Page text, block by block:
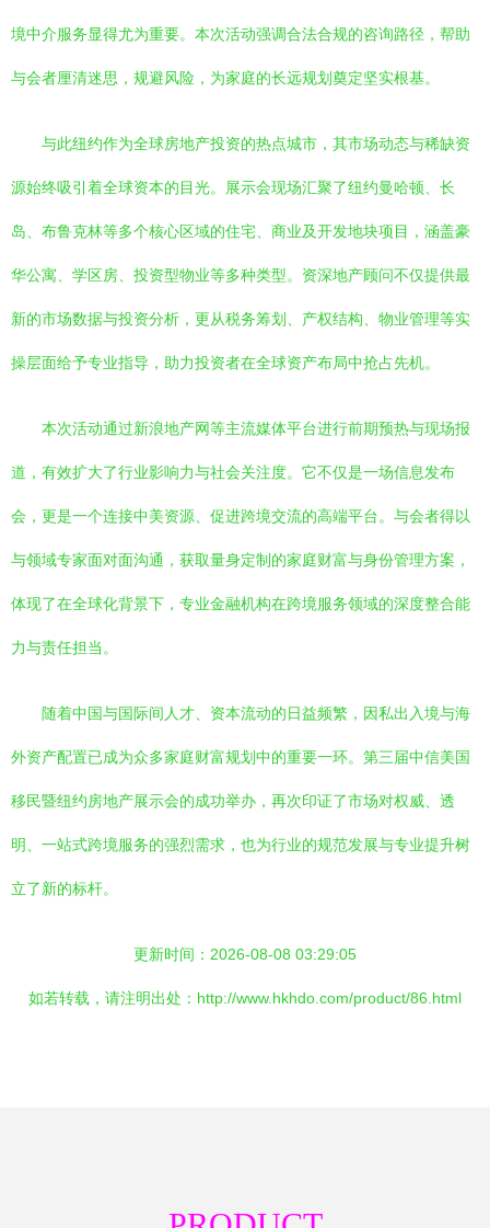
境中介服务显得尤为重要。本次活动强调合法合规的咨询路径，帮助
与会者厘清迷思，规避风险，为家庭的长远规划奠定坚实根基。
与此纽约作为全球房地产投资的热点城市，其市场动态与稀缺资
源始终吸引着全球资本的目光。展示会现场汇聚了纽约曼哈顿、长
岛、布鲁克林等多个核心区域的住宅、商业及开发地块项目，涵盖豪
华公寓、学区房、投资型物业等多种类型。资深地产顾问不仅提供最
新的市场数据与投资分析，更从税务筹划、产权结构、物业管理等实
操层面给予专业指导，助力投资者在全球资产布局中抢占先机。
本次活动通过新浪地产网等主流媒体平台进行前期预热与现场报
道，有效扩大了行业影响力与社会关注度。它不仅是一场信息发布
会，更是一个连接中美资源、促进跨境交流的高端平台。与会者得以
与领域专家面对面沟通，获取量身定制的家庭财富与身份管理方案，
体现了在全球化背景下，专业金融机构在跨境服务领域的深度整合能
力与责任担当。
随着中国与国际间人才、资本流动的日益频繁，因私出入境与海
外资产配置已成为众多家庭财富规划中的重要一环。第三届中信美国
移民暨纽约房地产展示会的成功举办，再次印证了市场对权威、透
明、一站式跨境服务的强烈需求，也为行业的规范发展与专业提升树
立了新的标杆。
更新时间：2026-08-08 03:29:05
如若转载，请注明出处：http://www.hkhdo.com/product/86.html